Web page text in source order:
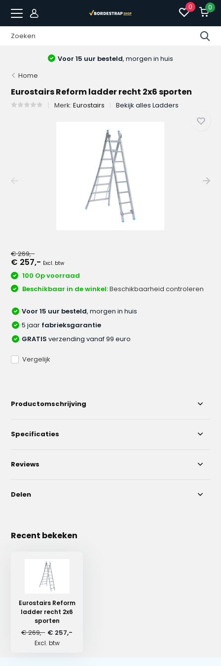
0 0
Voor 15 uur besteld, morgen in huis
Home
Eurostairs Reform ladder recht 2x6 sporten
Merk:Eurostairs Bekijk alles Ladders
€ 269,-
€ 257,- Excl. btw
100 Op voorraad
Beschikbaar in de winkel:Beschikbaarheid controleren
Voor 15 uur besteld, morgen in huis
5 jaar fabrieksgarantie
GRATIS verzending vanaf 99 euro
Vergelijk
Productomschrijving
Specificaties
Reviews
Delen
Recent bekeken
Eurostairs Reform
ladder recht 2x6
sporten
€ 269,- € 257,-
Excl. btw